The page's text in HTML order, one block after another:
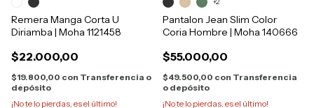
Remera Manga Corta U
Diriamba | Moha 1121458
$22.000,00
$19.800,00 con Transferencia o
depósito
¡No te lo pierdas, es el último!
Pantalon Jean Slim Color
Coria Hombre | Moha 140666
$55.000,00
$49.500,00 con Transferencia
o depósito
¡No te lo pierdas, es el último!